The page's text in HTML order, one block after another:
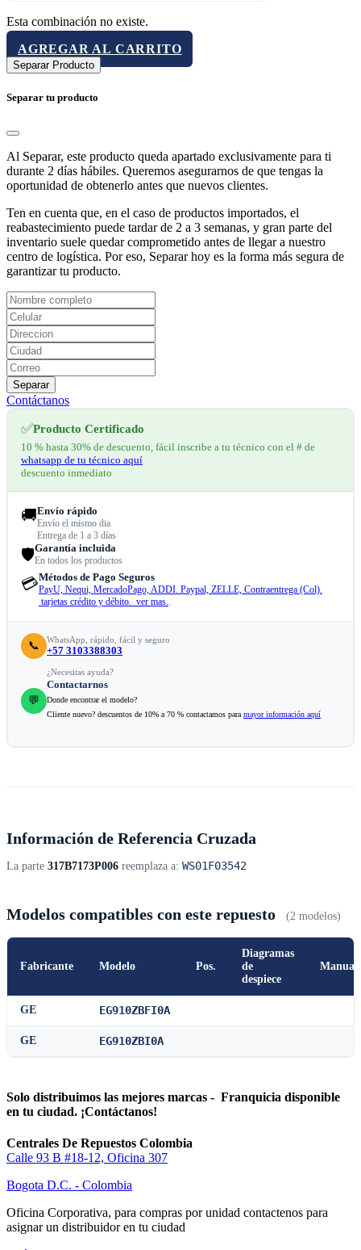
Esta combinación no existe.
AGREGAR AL CARRITO
Separar Producto
Separar tu producto
Al Separar, este producto queda apartado exclusivamente para ti
durante 2 días hábiles. Queremos asegurarnos de que tengas la
oportunidad de obtenerlo antes que nuevos clientes.
Ten en cuenta que, en el caso de productos importados, el
reabastecimiento puede tardar de 2 a 3 semanas, y gran parte del
inventario suele quedar comprometido antes de llegar a nuestro
centro de logística. Por eso, Separar hoy es la forma más segura de
garantizar tu producto.
Separar
Contáctanos
✅Producto Certificado
10 % hasta 30% de descuento, fácil inscribe a tu técnico con el # de
whatsapp de tu técnico aquí
descuento inmediato
🚚Envío rápido
Envío el mismo dia
Entrega de 1 a 3 días
🛡️Garantía incluida
En todos los productos
💳Métodos de Pago Seguros
PayU, Nequi, MercadoPago, ADDI. Paypal, ZELLE, Contraentrega (Col).
tarjetas crédito y débito. ver mas..
📞 WhatsApp, rápido, fácil y seguro
+57 3103388303
💬
¿Necesitas ayuda?
Contactarnos
Donde encontrar el modelo?
Cliente nuevo? descuentos de 10% a 70 % contactamos para mayor información aquí
Información de Referencia Cruzada
La parte 317B7173P006 reemplaza a: WS01F03542
Modelos compatibles con este repuesto (2 modelos)
Fabricante Modelo Pos.
Diagramas
de
despiece
Manual
GE EG910ZBFI0A
GE EG910ZBI0A
Solo distribuimos las mejores marcas - Franquicia disponible
en tu ciudad. ¡Contáctanos!
Centrales De Repuestos Colombia
Calle 93 B #18-12, Oficina 307
Bogota D.C. - Colombia
Oficina Corporativa, para compras por unidad contactenos para
asignar un distribuidor en tu ciudad